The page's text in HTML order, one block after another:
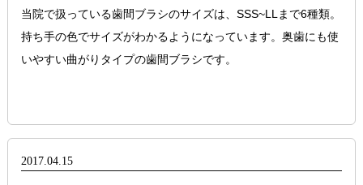
当院で扱っている歯間ブラシのサイズは、SSS~LLまで6種類。
持ち手の色でサイズがわかるようになっています。奥歯にも使
いやすい曲がりタイプの歯間ブラシです。
2017.04.15